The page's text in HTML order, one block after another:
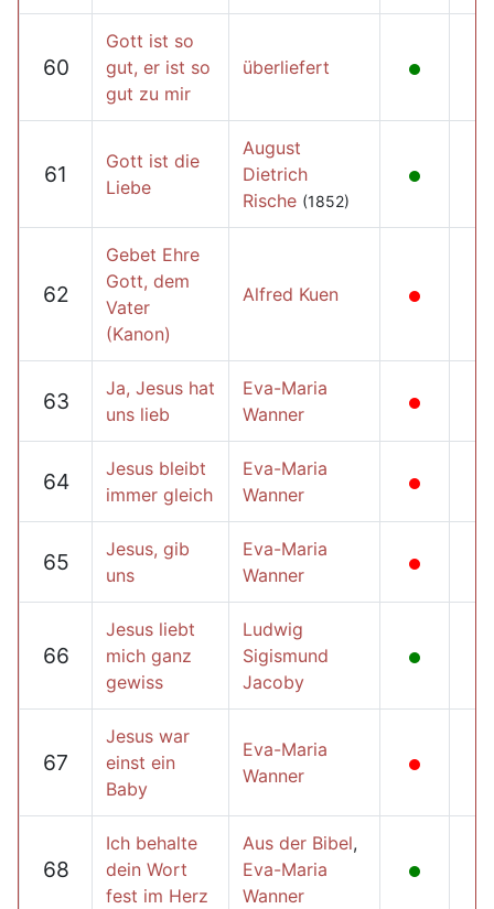
60
Gott ist so
gut, er ist so
gut zu mir
überliefert
61
Gott ist die
Liebe
August
Dietrich
Rische (1852)
62
Gebet Ehre
Gott, dem
Vater
(Kanon)
Alfred Kuen
63
Ja, Jesus hat
uns lieb
Eva-Maria
Wanner
64
Jesus bleibt
immer gleich
Eva-Maria
Wanner
65
Jesus, gib
uns
Eva-Maria
Wanner
66
Jesus liebt
mich ganz
gewiss
Ludwig
Sigismund
Jacoby
67
Jesus war
einst ein
Baby
Eva-Maria
Wanner
68
Ich behalte
dein Wort
fest im Herz
Aus der Bibel,
Eva-Maria
Wanner